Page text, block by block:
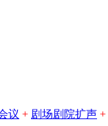
议 + 剧场剧院扩声 +